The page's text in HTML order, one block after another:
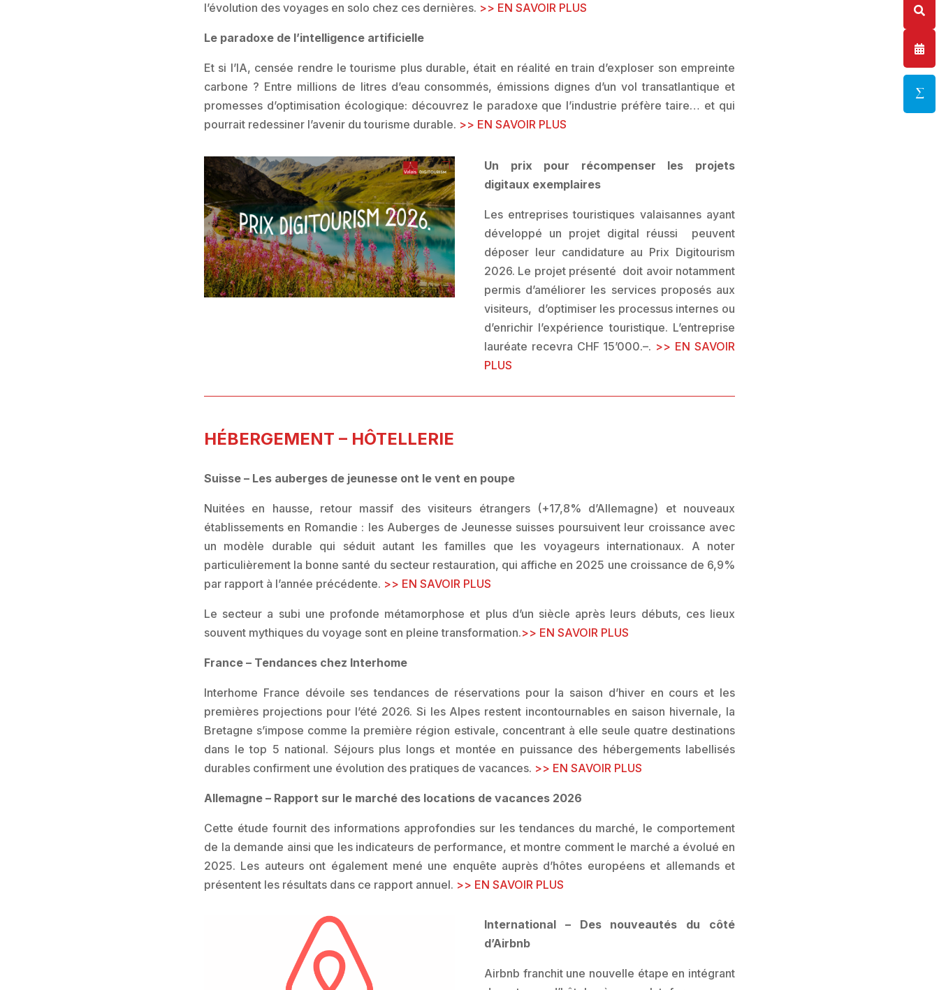
l’évolution des voyages en solo chez ces dernières. >> EN SAVOIR PLUS
Le paradoxe de l’intelligence artificielle
Et si l’IA, censée rendre le tourisme plus durable, était en réalité en train d’exploser son empreinte
carbone ? Entre millions de litres d’eau consommés, émissions dignes d’un vol transatlantique et
promesses d’optimisation écologique: découvrez le paradoxe que l’industrie préfère taire… et qui
pourrait redessiner l’avenir du tourisme durable. >> EN SAVOIR PLUS
Un prix pour récompenser les projets
digitaux exemplaires
Les entreprises touristiques valaisannes ayant
développé un projet digital réussi peuvent
déposer leur candidature au Prix Digitourism
2026. Le projet présenté doit avoir notamment
permis d’améliorer les services proposés aux
visiteurs, d’optimiser les processus internes ou
d’enrichir l’expérience touristique. L’entreprise
lauréate recevra CHF 15’000.–. >> EN SAVOIR
PLUS
HÉBERGEMENT – HÔTELLERIE
Suisse – Les auberges de jeunesse ont le vent en poupe
Nuitées en hausse, retour massif des visiteurs étrangers (+17,8% d’Allemagne) et nouveaux
établissements en Romandie : les Auberges de Jeunesse suisses poursuivent leur croissance avec
un modèle durable qui séduit autant les familles que les voyageurs internationaux. A noter
particulièrement la bonne santé du secteur restauration, qui affiche en 2025 une croissance de 6,9%
par rapport à l’année précédente. >> EN SAVOIR PLUS
Le secteur a subi une profonde métamorphose et plus d’un siècle après leurs débuts, ces lieux
souvent mythiques du voyage sont en pleine transformation.>> EN SAVOIR PLUS
France – Tendances chez Interhome
Interhome France dévoile ses tendances de réservations pour la saison d’hiver en cours et les
premières projections pour l’été 2026. Si les Alpes restent incontournables en saison hivernale, la
Bretagne s’impose comme la première région estivale, concentrant à elle seule quatre destinations
dans le top 5 national. Séjours plus longs et montée en puissance des hébergements labellisés
durables confirment une évolution des pratiques de vacances. >> EN SAVOIR PLUS
Allemagne – Rapport sur le marché des locations de vacances 2026
Cette étude fournit des informations approfondies sur les tendances du marché, le comportement
de la demande ainsi que les indicateurs de performance, et montre comment le marché a évolué en
2025. Les auteurs ont également mené une enquête auprès d’hôtes européens et allemands et
présentent les résultats dans ce rapport annuel. >> EN SAVOIR PLUS
International – Des nouveautés du côté
d’Airbnb
Airbnb franchit une nouvelle étape en intégrant